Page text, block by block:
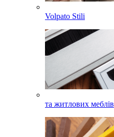
Volpato Stili
та житлових меблів